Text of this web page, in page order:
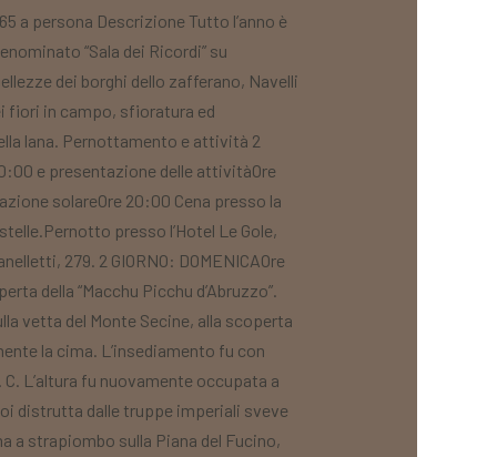
a persona Descrizione Tutto l’anno è
“Sala dei Ricordi” su
dei borghi dello zafferano, Navelli
fiori in campo, sfioratura ed
lana. Pernottamento e attività 2
e presentazione delle attivitàOre
solareOre 20:00 Cena presso la
presso l’Hotel Le Gole,
279. 2 GIORNO: DOMENICAOre
della “Macchu Picchu d’Abruzzo”.
vetta del Monte Secine, alla scoperta
la cima. L’insediamento fu con
L’altura fu nuovamente occupata a
distrutta dalle truppe imperiali sveve
a strapiombo sulla Piana del Fucino,